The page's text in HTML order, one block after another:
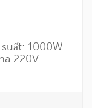
1000W
220V